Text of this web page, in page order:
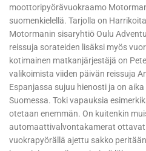
moottoripyörävuokraamo
suomenkielellä. Tarjolla on
Motormanin sisaryhtiö Oulu
reissuja sorateiden lisäksi myös
kotimainen matkanjärjestäjä on
valikoimista viiden päivän reissuja
Espanjassa sujuu hienosti ja on
Suomessa. Toki vapauksia
otetaan enemmän. On kuitenkin
automaattivalvontakamerat ottavat
vuokrapyörällä ajettu sakko